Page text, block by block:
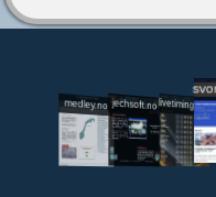
medley.no jechsoft.no